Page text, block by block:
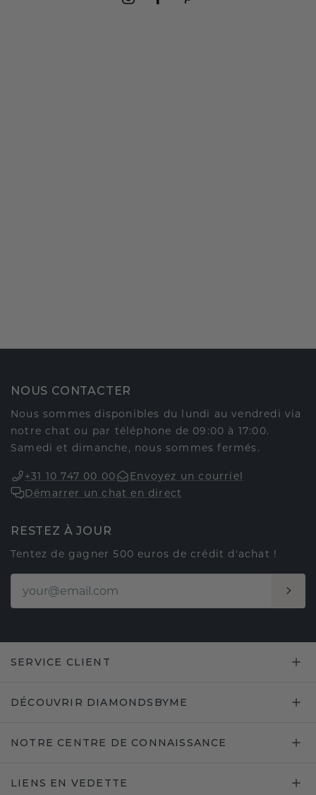
NOUS CONTACTER
Nous sommes disponibles du lundi au vendredi via
notre chat ou par téléphone de 09:00 à 17:00.
Samedi et dimanche, nous sommes fermés.
+31 10 747 00 00
Envoyez un courriel
Démarrer un chat en direct
RESTEZ À JOUR
Tentez de gagner 500 euros de crédit d'achat !
SERVICE CLIENT
DÉCOUVRIR DIAMONDSBYME
NOTRE CENTRE DE CONNAISSANCE
LIENS EN VEDETTE